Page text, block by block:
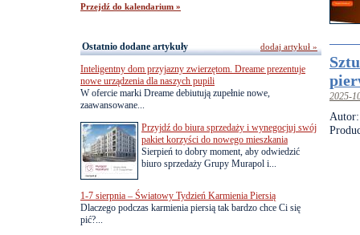
2025-
Przejdź do kalendarium »
Ostatnio dodane artykuły
Inteligentny dom przyjazny zwierzętom. Dreame prezentuje
nowe urządzenia dla naszych pupili
W ofercie marki Dreame debiutują zupełnie nowe,
zaawansowane...
Przyjdź do biura sprzedaży i wynegocjuj swój
pakiet korzyści do nowego mieszkania
Sierpień to dobry moment, aby odwiedzić
biuro sprzedaży Grupy Murapol i...
1-7 sierpnia – Światowy Tydzień Karmienia Piersią
Dlaczego podczas karmienia piersią tak bardzo chce Ci się
pić?...
dodaj artykuł »